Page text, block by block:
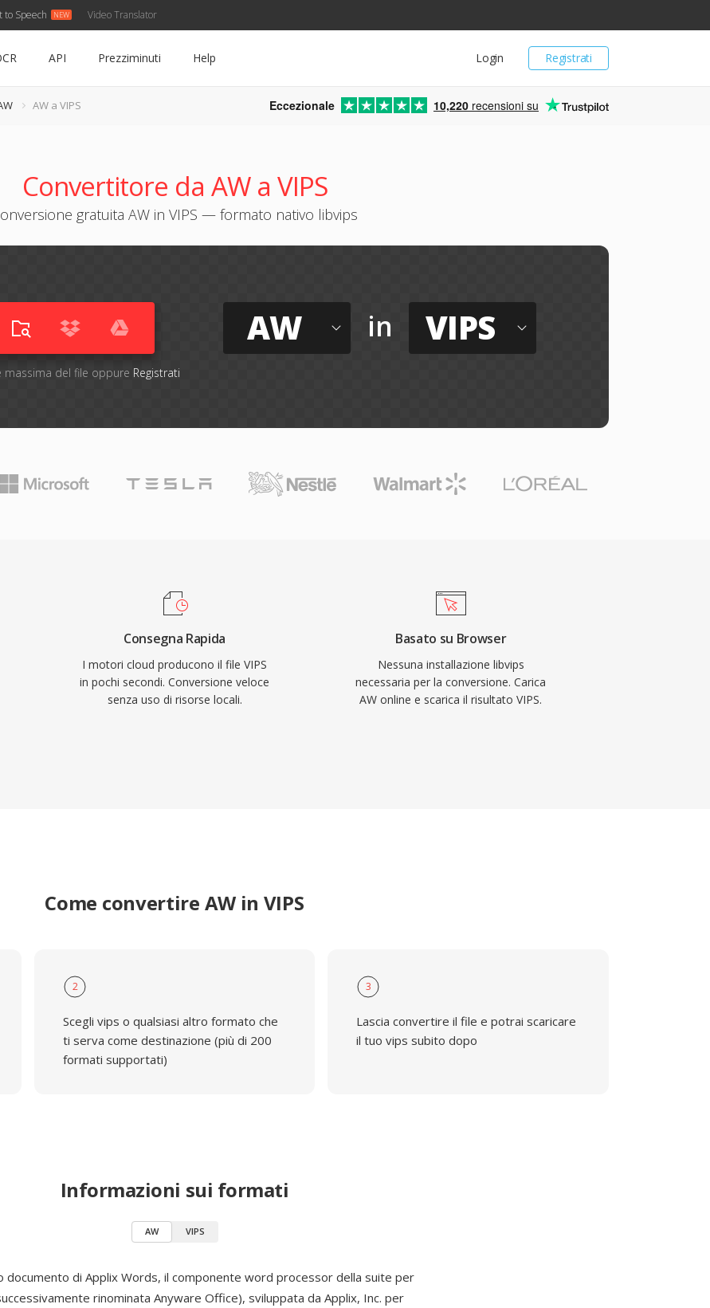
to Speech Video Translator
Registrati
Login
API Prezziminuti Help
AW a VIPS Eccezionale 10,220 recensioni su
Convertitore da AW a VIPS
gratuita AW in VIPS — formato nativo libvips
massima del file oppure Registrati
AW in VIPS
Consegna Rapida
I motori cloud producono il file VIPS
in pochi secondi. Conversione veloce
senza uso di risorse locali.
Basato su Browser
Nessuna installazione libvips
necessaria per la conversione. Carica
AW online e scarica il risultato VIPS.
Come convertire AW in VIPS
2
Scegli vips o qualsiasi altro formato che
ti serva come destinazione (più di 200
formati supportati)
3
Lascia convertire il file e potrai scaricare
il tuo vips subito dopo
Informazioni sui formati
AW VIPS
documento di Applix Words, il componente word processor della suite per
rinominata Anyware Office), sviluppata da Applix, Inc. per